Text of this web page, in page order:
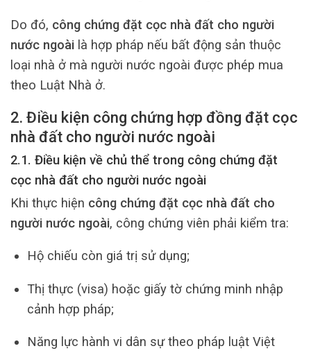
Do đó, công chứng đặt cọc nhà đất cho người
nước ngoài là hợp pháp nếu bất động sản thuộc
loại nhà ở mà người nước ngoài được phép mua
theo Luật Nhà ở.
2. Điều kiện công chứng hợp đồng đặt cọc
nhà đất cho người nước ngoài
2.1. Điều kiện về chủ thể trong công chứng đặt
cọc nhà đất cho người nước ngoài
Khi thực hiện công chứng đặt cọc nhà đất cho
người nước ngoài, công chứng viên phải kiểm tra:
Hộ chiếu còn giá trị sử dụng;
Thị thực (visa) hoặc giấy tờ chứng minh nhập
cảnh hợp pháp;
Năng lực hành vi dân sự theo pháp luật Việt